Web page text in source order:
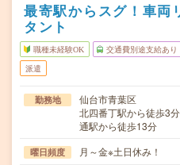
最寄駅からスグ！車両
タント
職種未経験OK 交通費別途支給あり
派遣
勤務地
仙台市青葉区
北四番丁駅から徒歩3
通駅から徒歩13分
曜日頻度 月～金※土日休み！